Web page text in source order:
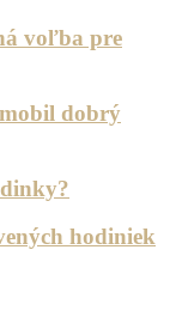
voľba pre
dobrý
hodiniek